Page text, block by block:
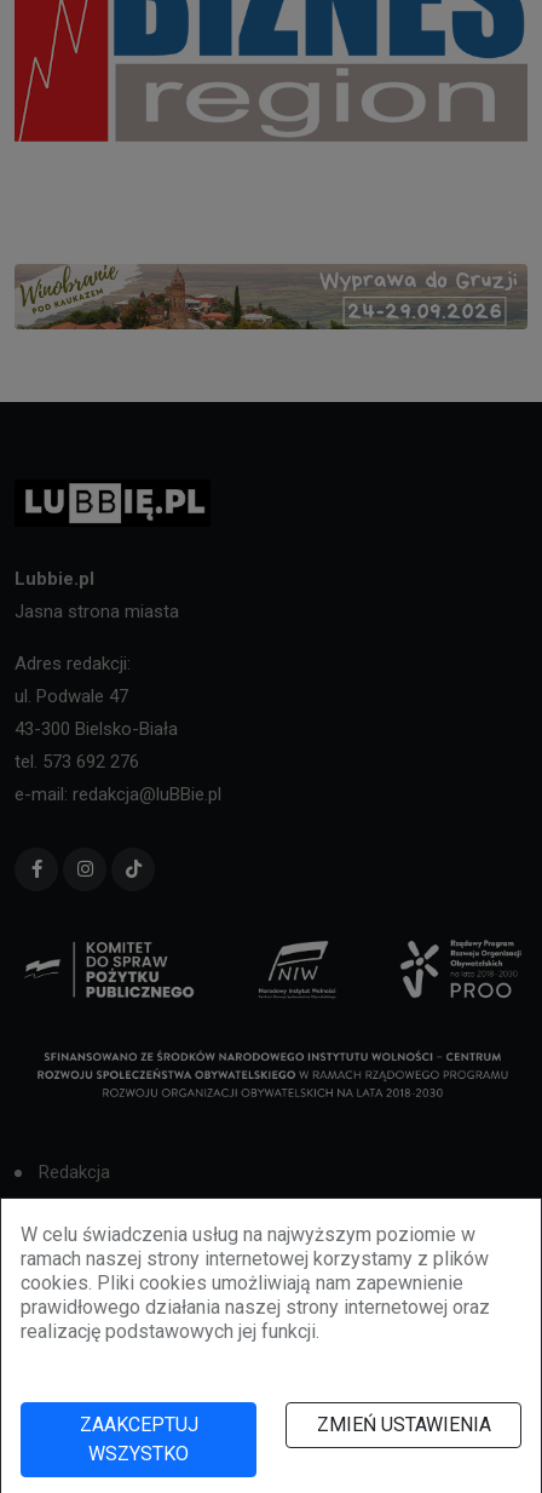
W celu świadczenia usług na najwyższym poziomie w
ramach naszej strony internetowej korzystamy z plików
cookies. Pliki cookies umożliwiają nam zapewnienie
prawidłowego działania naszej strony internetowej oraz
realizację podstawowych jej funkcji.
ZAAKCEPTUJ
WSZYSTKO
ZMIEŃ USTAWIENIA
Lubbie.pl
Jasna strona miasta
Adres redakcji:
ul. Podwale 47
43-300 Bielsko-Biała
tel. 573 692 276
e-mail: redakcja@luBBie.pl
Redakcja
Cookies
Reklama
BBiletomania